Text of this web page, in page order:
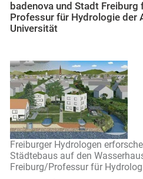
badenova und Stadt
Professur für Hydrologie der
Universität
Freiburger Hydrologen
Städtebaus auf den
Freiburg/Professur für